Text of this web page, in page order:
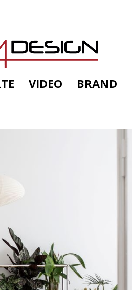
VIDEO BRAND